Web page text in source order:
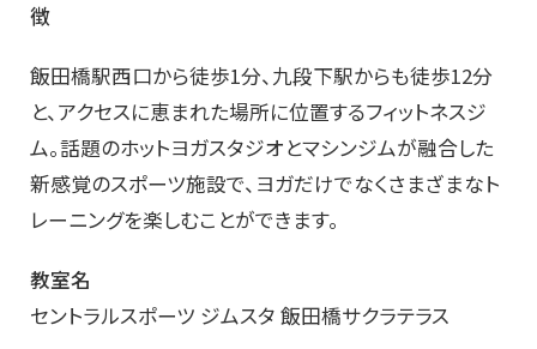
徴
飯田橋駅西口から徒歩1分、九段下駅からも徒歩12分
と、アクセスに恵まれた場所に位置するフィットネスジ
ム。話題のホットヨガスタジオとマシンジムが融合した
新感覚のスポーツ施設で、ヨガだけでなくさまざまなト
レーニングを楽しむことができます。
教室名
セントラルスポーツ ジムスタ 飯田橋サクラテラス